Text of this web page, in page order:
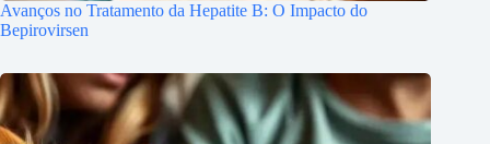
Avanços no Tratamento da Hepatite B: O Impacto do
Bepirovirsen